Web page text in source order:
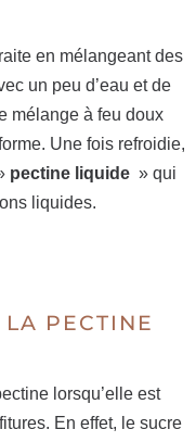
en mélangeant des
un peu d’eau et de
mélange à feu doux
Une fois refroidie,
pectine liquide » qui
liquides.
PECTINE
lorsqu’elle est
En effet, le sucre